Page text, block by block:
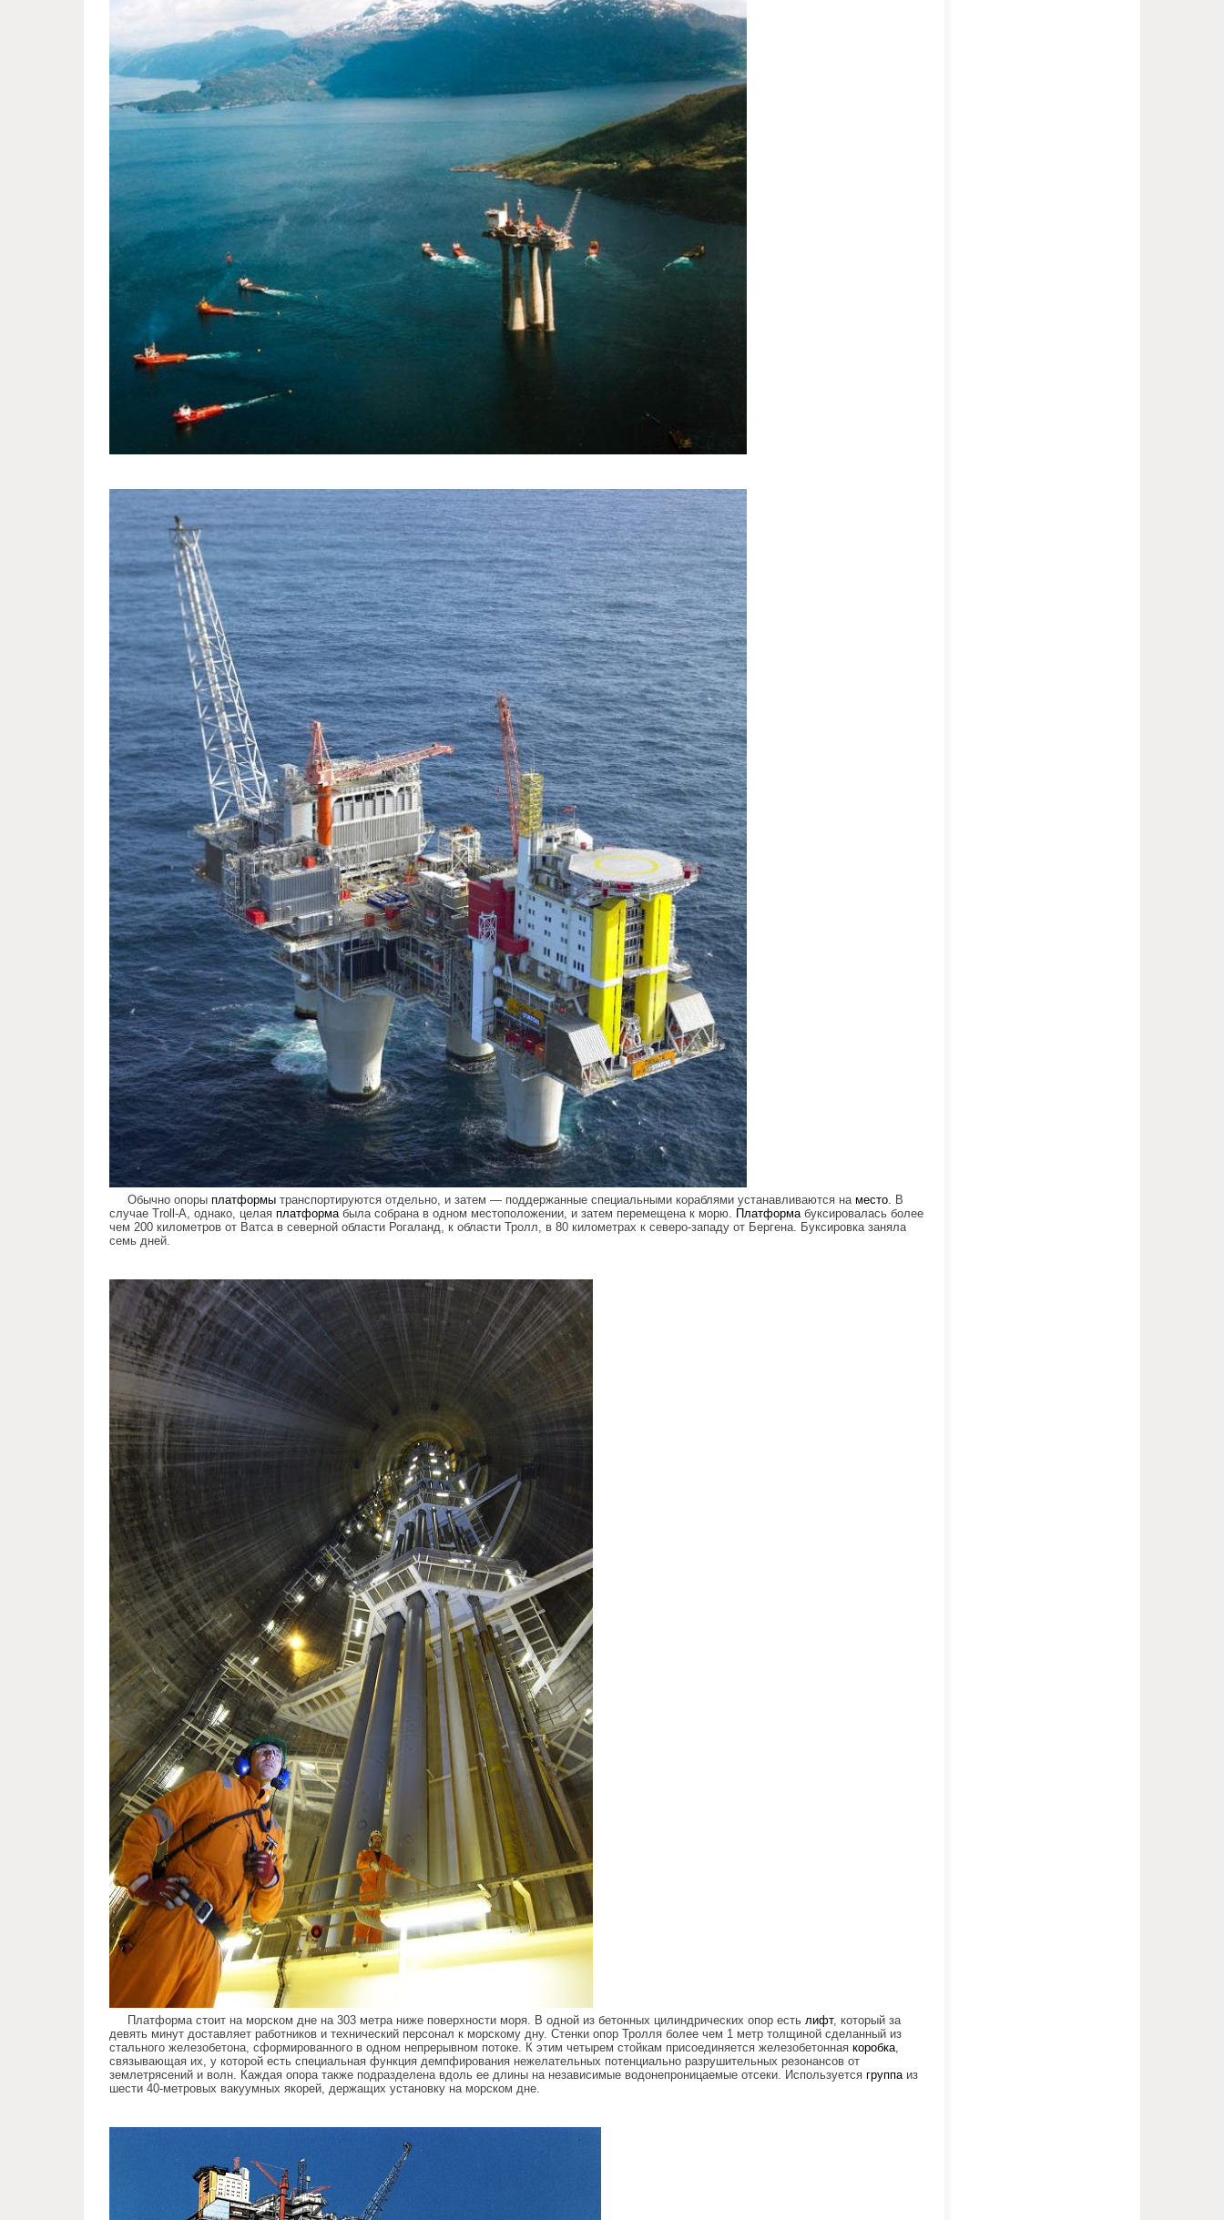
the_largest_facility_driven_man_2.jpg
Обычно опоры платформы транспортируются отдельно, и затем — поддержанные специальными кораблями устанавливаются на место. В
случае Troll-A, однако, целая платформабыла собрана в одном местоположении, и затем перемещена к морю. Платформабуксировалась более
чем 200 километров от Ватса в северной области Рогаланд, к области Тролл, в 80 километрах к северо-западу от Бергена. Буксировка заняла
семь дней.
the_largest_facility_driven_man_3.jpg
Платформа стоит на морском дне на 303 метра ниже поверхности моря. В одной из бетонных цилиндрических опор есть лифт, который за
девять минут доставляет работников и технический персонал к морскому дну. Стенки опор Тролля более чем 1 метр толщиной сделанный из
стального железобетона, сформированного в одном непрерывном потоке. К этим четырем стойкам присоединяется железобетонная коробка
связывающая их, у которой есть специальная функция демпфирования нежелательных потенциально разрушительных резонансов от
землетрясений и волн. Каждая опора также подразделена вдоль ее длины на независимые водонепроницаемые отсеки. Используется группа из
шести 40-метровых вакуумных якорей, держащих установку на морском дне.
the_largest_facility_driven_man_4.jpg